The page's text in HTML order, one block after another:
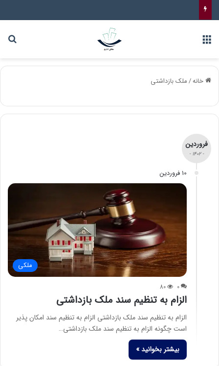
خانه/ملک بازداشتی
فروردین
- 1402 -
10 فروردین
ملکی
0
80
الزام به تنظیم سند ملک بازداشتی
الزام به تنظیم سند ملک بازداشتی الزام به تنظیم سند امکان پذیر
است چگونه الزام به تنظیم سند ملک بازداشتی…
بیشتر بخوانید »